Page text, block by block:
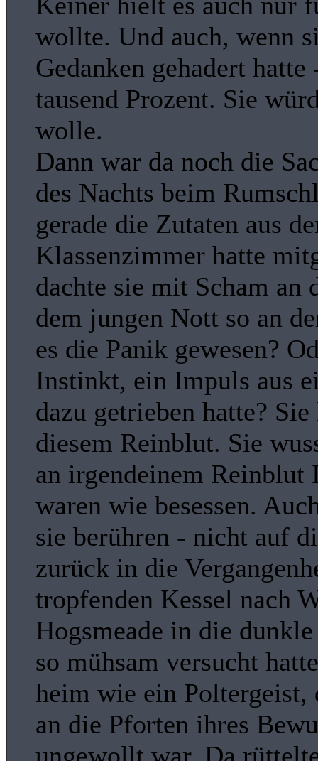
wollte. Und auch, wenn
Gedanken gehadert
tausend Prozent. Sie
wolle.
Dann war da noch die
des Nachts beim
gerade die Zutaten aus
Klassenzimmer hatte
dachte sie mit Scham an
dem jungen Nott so an
es die Panik gewesen?
Instinkt, ein Impuls aus
dazu getrieben hatte?
diesem Reinblut. Sie
an irgendeinem Reinblut
waren wie besessen.
sie berühren - nicht auf
zurück in die
tropfenden Kessel nach
Hogsmeade in die
so mühsam versucht
heim wie ein
an die Pforten ihres